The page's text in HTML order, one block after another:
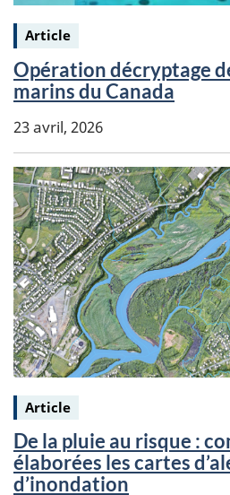
Keywords:
Article
Opération décryptage
marins du Canada
23 avril, 2026
Keywords:
Article
De la pluie au risque :
élaborées les cartes
d’inondation